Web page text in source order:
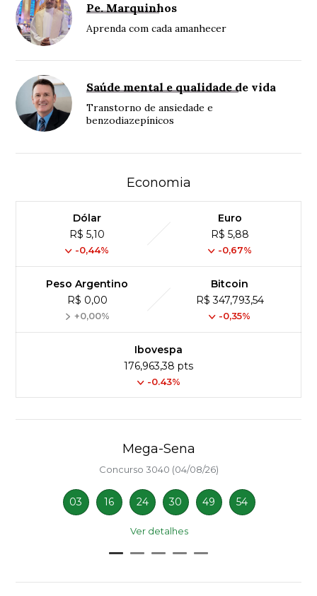
Pe. Marquinhos
Aprenda com cada amanhecer
Saúde mental e qualidade de vida
Transtorno de ansiedade e
benzodiazepínicos
Economia
Dólar
R$ 5,10
-0,44%
Euro
R$ 5,88
-0,67%
Peso Argentino
R$ 0,00
+0,00%
Bitcoin
R$ 347,793,54
-0,35%
Ibovespa
176,963,38 pts
-0.43%
Mega-Sena
Concurso 3040 (04/08/26)
03 16 24 30 49 54
Ver detalhes